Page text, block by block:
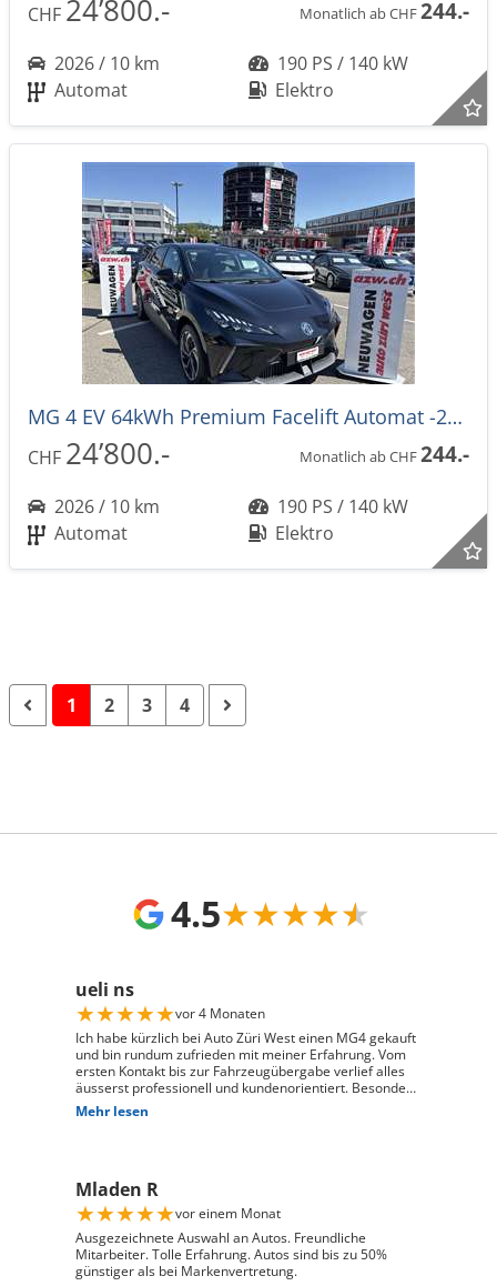
CHF 24’800.- Monatlich ab CHF244.-
2026 / 10 km
190 PS / 140 kW
Automat
Elektro
MG 4 EV 64kWh Premium Facelift Automat -27%
CHF 24’800.- Monatlich ab CHF244.-
2026 / 10 km
190 PS / 140 kW
Automat
Elektro
1 2 3 4
4.5★★★★★
ueli ns
★★★★★vor 4 Monaten
Ich habe kürzlich bei Auto Züri West einen MG4 gekauft
und bin rundum zufrieden mit meiner Erfahrung. Vom
ersten Kontakt bis zur Fahrzeugübergabe verlief alles
äusserst professionell und kundenorientiert. Besonders
hervorheben möchte ich die hervorragende Beratung
durch Herrn David Panic. Er hat sich viel Zeit
und engagierte Art hat den gesamten Kaufprozess sehr
angenehm gemacht. Die Abwicklung verlief reibungslos
und zuverlässig, und ich habe mein Fahrzeug genau so
erhalten, wie ich es mir vorgestellt habe. Ich kann Auto
Züri West uneingeschränkt weiterempfehlen und
bedanke mich herzlich für den ausgezeichneten Service
Mehr lesen
Mladen R
★★★★★vor einem Monat
Ausgezeichnete Auswahl an Autos. Freundliche
Mitarbeiter. Tolle Erfahrung. Autos sind bis zu 50%
günstiger als bei Markenvertretung.